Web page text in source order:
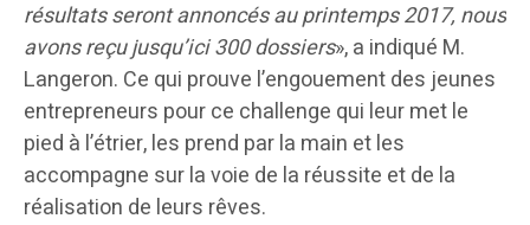
résultats seront annoncés au printemps 2017, nous
avons reçu jusqu’ici 300 dossiers», a indiqué M.
Langeron. Ce qui prouve l’engouement des jeunes
entrepreneurs pour ce challenge qui leur met le
pied à l’étrier, les prend par la main et les
accompagne sur la voie de la réussite et de la
réalisation de leurs rêves.